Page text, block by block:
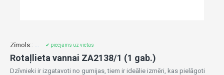
Zīmols:: ... ✔ pieejams uz vietas
Rotaļlieta vannai ZA2138/1 (1 gab.)
Dzīvnieki ir izgatavoti no gumijas, tiem ir ideālie izmēri, kas pielāgoti